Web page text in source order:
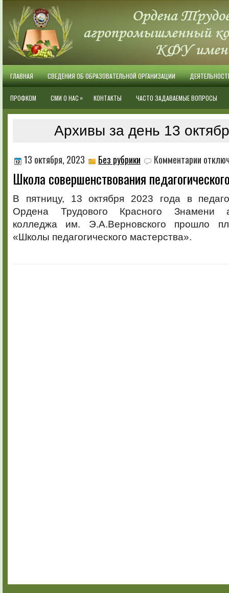
ГЛАВНАЯ СВЕДЕНИЯ ОБ ОБРАЗОВАТЕЛЬНОЙ ОРГАНИЗАЦИИ
ПРОФКОМ СМИ О НАС » КОНТАКТЫ ЧАСТО ЗАДАВАЕМЫЕ ВОПРОСЫ
Архивы за день 13
13 октября, 2023 Без рубрики Комментарии записи
Школа
Школа совершенствования
В пятницу, 13 октября 2023 года в
Ордена Трудового Красного Знамени
колледжа им. Э.А.Верновского прошло
«Школы педагогического мастерства».